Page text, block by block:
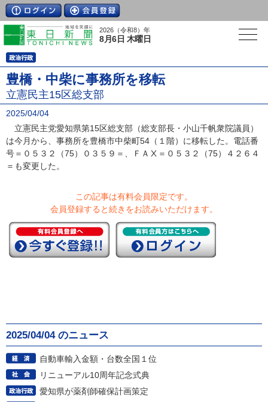
2026（令和8）年
8月6日 木曜日
豊橋・中柴に事務所を移転
立憲民主15区総支部
2025/04/04
立憲民主党愛知県第15区総支部（総支部長・小山千帆衆院議員）
は今月から、事務所を豊橋市中柴町54（１階）に移転した。電話番
号＝０５３２（75）０３５９＝、ＦＡⅩ＝０５３２（75）４２６４
＝も変更した。
この記事は有料会員限定です。
会員登録すると続きをお読みいただけます。
2025/04/04 のニュース
自動車輸入金額・台数全国１位
リニューアル10周年記念式典
愛知県が薬剤師確保計画策定